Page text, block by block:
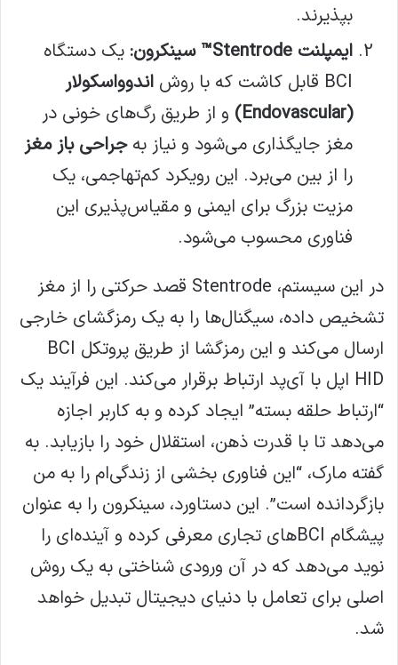
بپذیرند.
ایمپلنت Stentrode™ سینکرون:
یک دستگاه
BCI قابل کاشت که با روش
اندوواسکولار
(Endovascular)
و از طریق رگ‌های خونی در
مغز جایگذاری می‌شود و نیاز بهجراحی باز مغز
را از بین می‌برد. این رویکرد کم‌تهاجمی، یک
مزیت بزرگ برای ایمنی و مقیاس‌پذیری این
فناوری محسوب می‌شود.
در این سیستم، Stentrode قصد حرکتی را از مغز
تشخیص داده، سیگنال‌ها را به یک رمزگشای خارجی
ارسال می‌کند و این رمزگشا از طریق پروتکل BCI
HID اپل با آی‌پد ارتباط برقرار می‌کند. این فرآیند یک
“ارتباط حلقه بسته” ایجاد کرده و به کاربر اجازه
می‌دهد تا با قدرت ذهن، استقلال خود را بازیابد. به
گفته مارک، “این فناوری بخشی از زندگی‌ام را به من
بازگردانده است”. این دستاورد، سینکرون را به عنوان
پیشگام BCIهای تجاری معرفی کرده و آینده‌ای را
نوید می‌دهد که در آن ورودی شناختی به یک روش
اصلی برای تعامل با دنیای دیجیتال تبدیل خواهد
شد.